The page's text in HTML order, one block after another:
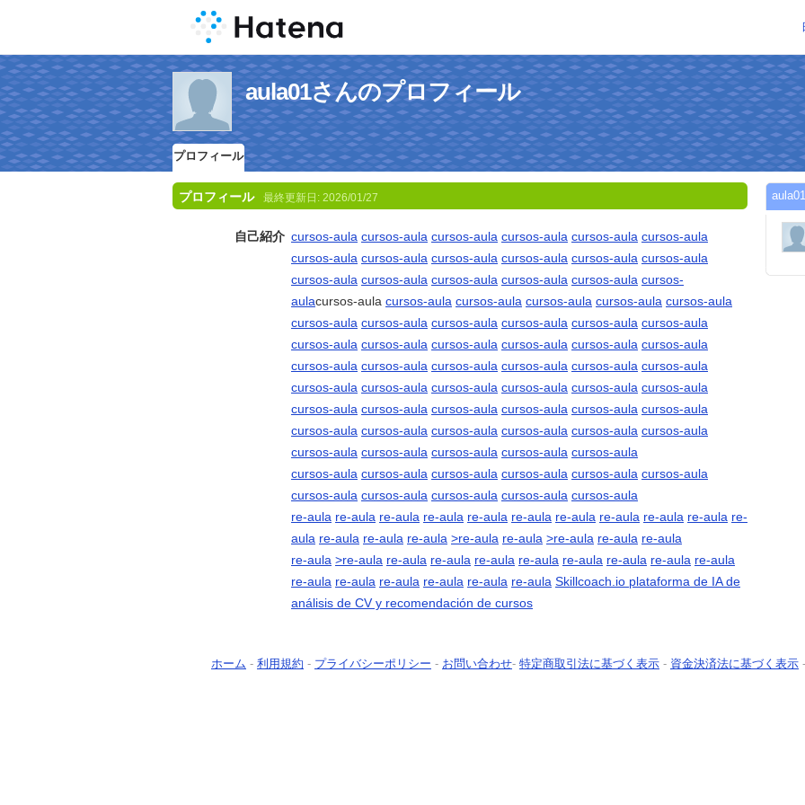
aula01さんのプロフィール
プロフィール
プロフィール 最終更新日: 2026/01/27
自己紹介 cursos-aula cursos-aula cursos-aula cursos-aula cursos-aula cursos-aula
cursos-aula cursos-aula cursos-aula cursos-aula cursos-aula cursos-aula
cursos-aula cursos-aula cursos-aula cursos-aula cursos-aula cursos-
aulacursos-aula cursos-aula cursos-aula cursos-aula cursos-aula cursos-aula
cursos-aula cursos-aula cursos-aula cursos-aula cursos-aula cursos-aula
cursos-aula cursos-aula cursos-aula cursos-aula cursos-aula cursos-aula
cursos-aula cursos-aula cursos-aula cursos-aula cursos-aula cursos-aula
cursos-aula cursos-aula cursos-aula cursos-aula cursos-aula cursos-aula
cursos-aula cursos-aula cursos-aula cursos-aula cursos-aula cursos-aula
cursos-aula cursos-aula cursos-aula cursos-aula cursos-aula cursos-aula
cursos-aula cursos-aula cursos-aula cursos-aula cursos-aula
cursos-aula cursos-aula cursos-aula cursos-aula cursos-aula cursos-aula
cursos-aula cursos-aula cursos-aula cursos-aula cursos-aula
re-aula re-aula re-aula re-aula re-aula re-aula re-aula re-aula re-aula re-aula re-
aula re-aula re-aula re-aula >re-aula re-aula >re-aula re-aula re-aula
re-aula >re-aula re-aula re-aula re-aula re-aula re-aula re-aula re-aula re-aula
re-aula re-aula re-aula re-aula re-aula re-aula Skillcoach.io plataforma de IA de
análisis de CV y recomendación de cursos
ホーム - 利用規約 - プライバシーポリシー - お問い合わせ- 特定商取引法に基づく表示 - 資金決済法に基づく表示 -